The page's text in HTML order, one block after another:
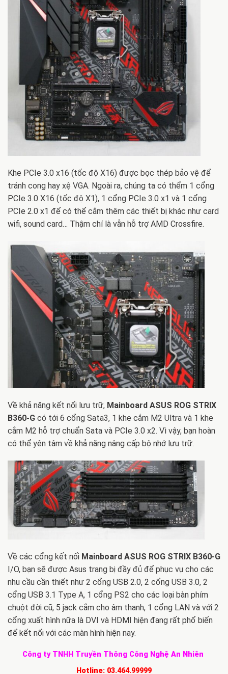
Khe PCIe 3.0 x16 (tốc độ X16) được bọc thép bảo vệ để
tránh cong hay xệ VGA. Ngoài ra, chúng ta có thểm 1 cổng
PCIe 3.0 X16 (tốc độ X1), 1 cổng PCIe 3.0 x1 và 1 cổng
PCIe 2.0 x1 để có thể cắm thêm các thiết bị khác như card
wifi, sound card… Thậm chí là vẫn hỗ trợ AMD Crossfire.
Về khả năng kết nối lưu trữ, Mainboard ASUS ROG STRIX
B360-G có tới 6 cổng Sata3, 1 khe cắm M2 Ultra và 1 khe
cắm M2 hỗ trợ chuẩn Sata và PCIe 3.0 x2. Vì vậy, bạn hoàn
có thể yên tâm về khả năng nâng cấp bộ nhớ lưu trữ.
Về các cổng kết nối Mainboard ASUS ROG STRIX B360-G
I/O, bạn sẽ được Asus trang bị đầy đủ để phục vụ cho các
nhu cầu cần thiết như 2 cổng USB 2.0, 2 cổng USB 3.0, 2
cổng USB 3.1 Type A, 1 cổng PS2 cho các loại bàn phím
chuột đời cũ, 5 jack cắm cho âm thanh, 1 cổng LAN và với 2
cổng xuất hình nữa là DVI và HDMI hiện đang rất phổ biến
để kết nối với các màn hình hiện nay.
Công ty TNHH Truyền Thông Công Nghệ An Nhiên
Hotline: 03.464.99999